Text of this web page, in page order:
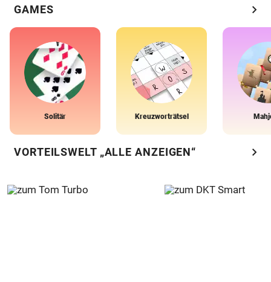
GAMES chevron_right
Solitär Kreuzworträtsel
VORTEILSWELT „ALLE ANZEIGEN“ chevron_right